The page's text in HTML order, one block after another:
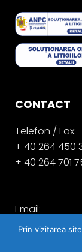
CONTACT
Telefon / Fax:
+ 40 264 450
+ 40 264 701
Email:
Prin vizitarea